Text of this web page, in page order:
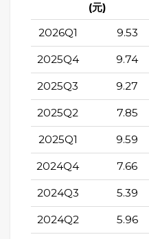
(元)
2026Q1 9.53
2025Q4 9.74
2025Q3 9.27
2025Q2 7.85
2025Q1 9.59
2024Q4 7.66
2024Q3 5.39
2024Q2 5.96